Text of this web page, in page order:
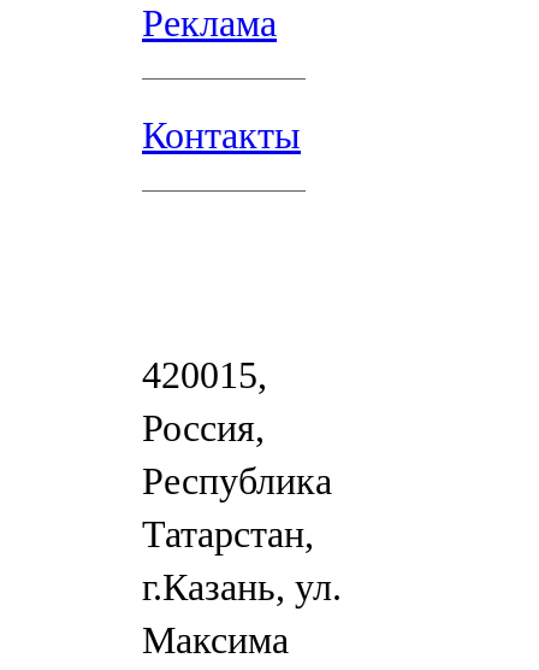
Реклама
Контакты
420015,
Россия,
Республика
Татарстан,
г.Казань, ул.
Максима